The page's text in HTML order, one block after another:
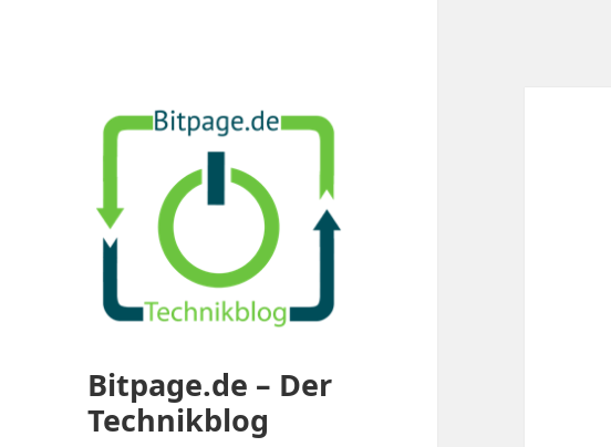
Bitpage.de – Der
Technikblog